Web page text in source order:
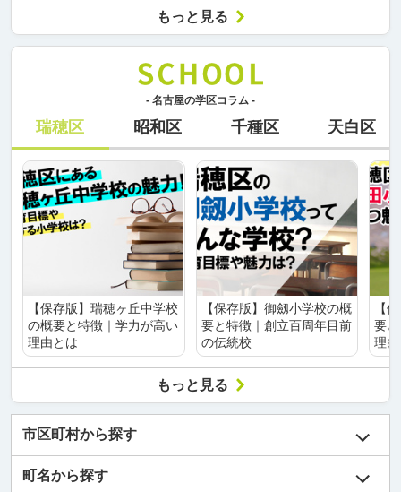
もっと見る
- 名古屋の学区コラム -
瑞穂区 昭和区 千種区 天白区
【保存版】瑞穂ヶ丘中学校
の概要と特徴｜学力が高い
理由とは
【保存版】御劔小学校の概
要と特徴｜創立百周年目前
の伝統校
【
要
理
もっと見る
市区町村から探す
町名から探す